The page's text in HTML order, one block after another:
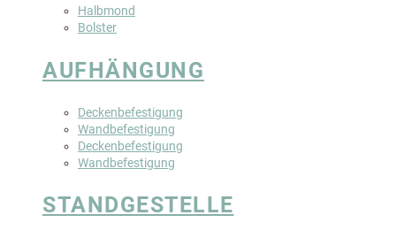
Halbmond
Bolster
AUFHÄNGUNG
Deckenbefestigung
Wandbefestigung
Deckenbefestigung
Wandbefestigung
STANDGESTELLE